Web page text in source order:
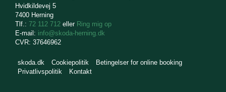
Hvidkildevej 5
7400 Herning
Tlf.: 72 112 712 eller Ring mig op
E-mail: info@skoda-herning.dk
CVR: 37646962
skoda.dk Cookiepolitik
Betingelser for online booking
Privatlivspolitik
Kontakt